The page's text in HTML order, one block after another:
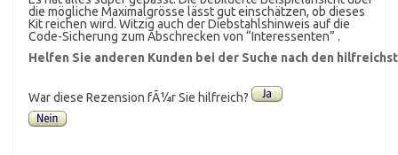
die mögliche Maximalgrösse lässt gut einschätzen, ob dieses
Kit reichen wird. Witzig auch der Diebstahlshinweis auf die
Code-Sicherung zum Abschrecken von “Interessenten” .
Helfen Sie anderen Kunden bei der Suche nach den
War diese Rezension fÃ¼r Sie hilfreich?